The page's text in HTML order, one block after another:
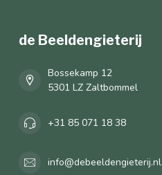
de Beeldengieterij
Bossekamp 12
5301 LZ Zaltbommel
+31 85 071 18 38
info@debeeldengieterij.nl